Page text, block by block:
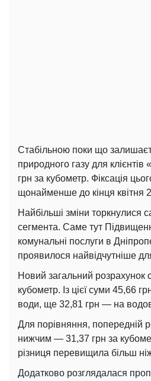
Стабільною поки що
природного газу для
грн за кубометр. Фіксація
щонайменше до кінця квітня
Найбільші зміни торкнулися
сегмента. Саме тут
комунальні послуги в
проявилося найвідчутніше
Новий загальний розрахунок
кубометр. Із цієї суми 45,66
води, ще 32,81 грн — на
Для порівняння, попередній
нижчим — 31,37 грн за
різниця перевищила більш
Додатково розглядалася